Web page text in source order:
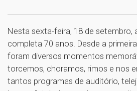
Nesta sexta-feira, 18 de setembro,
completa 70 anos. Desde a
foram diversos momentos
torcemos, choramos, rimos e nos
tantos programas de auditório,